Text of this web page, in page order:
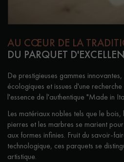
Demandez un rendez-
Obtenez un
AU CŒUR DE LA
DU PARQUET
De prestigieuses gammes
écologiques et issues d'une
l'essence de l'authentique "Made in
Les matériaux nobles tels que le
pierres et les marbres se marient
aux formes infinies. Fruit du savoir-
technologique, ces parquets se
artistique.